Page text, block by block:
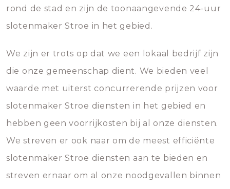
rond de stad en zijn de toonaangevende 24-uur
slotenmaker Stroe in het gebied.
We zijn er trots op dat we een lokaal bedrijf zijn
die onze gemeenschap dient. We bieden veel
waarde met uiterst concurrerende prijzen voor
slotenmaker Stroe diensten in het gebied en
hebben geen voorrijkosten bij al onze diensten.
We streven er ook naar om de meest efficiënte
slotenmaker Stroe diensten aan te bieden en
streven ernaar om al onze noodgevallen binnen